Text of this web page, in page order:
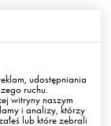
udostępniania
ruchu.
witryny naszym
i analizy, którzy
lub które zebrali